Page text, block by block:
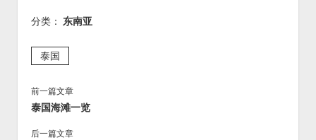
分类： 东南亚
泰国
前一篇文章
泰国海滩一览
后一篇文章